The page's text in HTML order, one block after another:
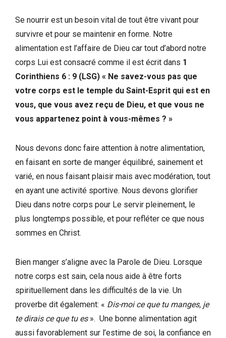
Se nourrir est un besoin vital de tout être vivant pour
survivre et pour se maintenir en forme. Notre
alimentation est l’affaire de Dieu car tout d’abord notre
corps Lui est consacré comme il est écrit dans 1
Corinthiens 6 : 9 (LSG) « Ne savez-vous pas que
votre corps est le temple du Saint-Esprit qui est en
vous, que vous avez reçu de Dieu, et que vous ne
vous appartenez point à vous-mêmes ? »
Nous devons donc faire attention à notre alimentation,
en faisant en sorte de manger équilibré, sainement et
varié, en nous faisant plaisir mais avec modération, tout
en ayant une activité sportive. Nous devons glorifier
Dieu dans notre corps pour Le servir pleinement, le
plus longtemps possible, et pour refléter ce que nous
sommes en Christ.
Bien manger s’aligne avec la Parole de Dieu. Lorsque
notre corps est sain, cela nous aide à être forts
spirituellement dans les difficultés de la vie. Un
proverbe dit également: « Dis-moi ce que tu manges, je
te dirais ce que tu es». Une bonne alimentation agit
aussi favorablement sur l’estime de soi, la confiance en